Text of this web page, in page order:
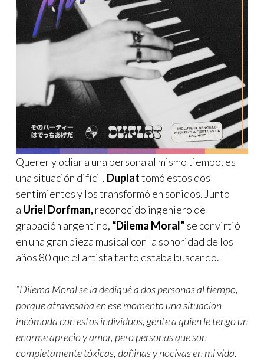
Querer y odiar a una persona al mismo tiempo, es
una situación difícil. Duplattomó estos dos
sentimientos y los transformó en sonidos. Junto
a Uriel Dorfman,reconocido ingeniero de
grabación argentino, “Dilema Moral” se convirtió
en una gran pieza musical con la sonoridad de los
años 80 que el artista tanto estaba buscando.
“Dilema Moral se la dediqué a dos personas al tiempo,
porque atravesaba en ese momento una situación
incómoda con estos individuos, gente a quien le tengo un
enorme aprecio y amor, pero personas que son
completamente tóxicas, dañinas y nocivas en mi vida.